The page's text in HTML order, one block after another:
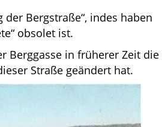
Bergstraße“, indes haben
obsolet ist.
Berggasse in früherer Zeit die
Straße geändert hat.